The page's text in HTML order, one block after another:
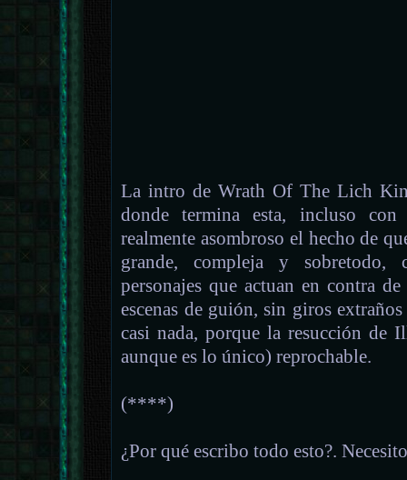
La intro de Wrath Of The Lich
donde termina esta, incluso
realmente asombroso el hecho de
grande, compleja y sobretodo,
personajes que actuan en contra
escenas de guión, sin giros
casi nada, porque la resucción de
aunque es lo único) reprochable.
(****)
¿Por qué escribo todo esto?.